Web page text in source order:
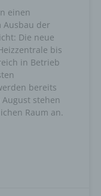
einen
der
Die neue
bis
in Betrieb
bereits
stehen
Raum an.